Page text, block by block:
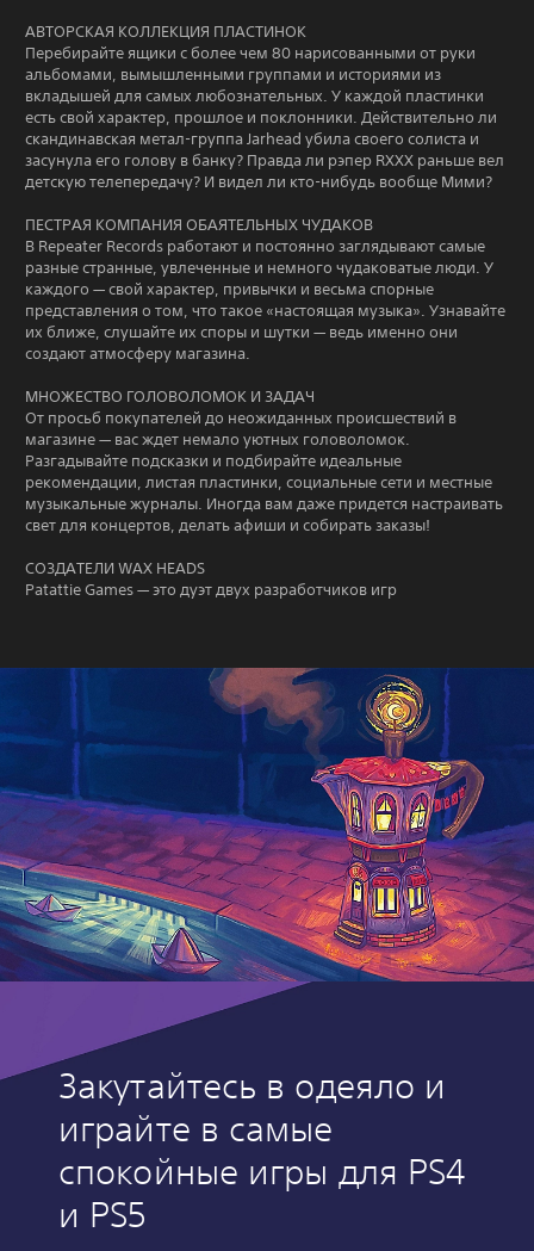
АВТОРСКАЯ КОЛЛЕКЦИЯ ПЛАСТИНОК
Перебирайте ящики с более чем 80 нарисованными от руки
альбомами, вымышленными группами и историями из
вкладышей для самых любознательных. У каждой пластинки
есть свой характер, прошлое и поклонники. Действительно ли
скандинавская метал-группа Jarhead убила своего солиста и
засунула его голову в банку? Правда ли рэпер RXXX раньше вел
детскую телепередачу? И видел ли кто-нибудь вообще Мими?
ПЕСТРАЯ КОМПАНИЯ ОБАЯТЕЛЬНЫХ ЧУДАКОВ
В Repeater Records работают и постоянно заглядывают самые
разные странные, увлеченные и немного чудаковатые люди. У
каждого — свой характер, привычки и весьма спорные
представления о том, что такое «настоящая музыка». Узнавайте
их ближе, слушайте их споры и шутки — ведь именно они
создают атмосферу магазина.
МНОЖЕСТВО ГОЛОВОЛОМОК И ЗАДАЧ
От просьб покупателей до неожиданных происшествий в
магазине — вас ждет немало уютных головоломок.
Разгадывайте подсказки и подбирайте идеальные
рекомендации, листая пластинки, социальные сети и местные
музыкальные журналы. Иногда вам даже придется настраивать
свет для концертов, делать афиши и собирать заказы!
СОЗДАТЕЛИ WAX HEADS
Patattie Games — это дуэт двух разработчиков игр
Закутайтесь в одеяло и
играйте в самые
спокойные игры для PS4
и PS5